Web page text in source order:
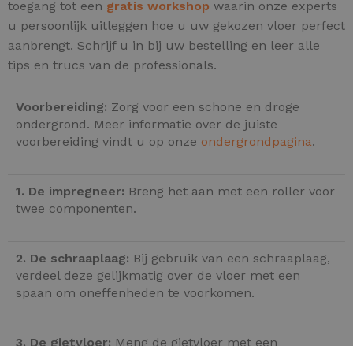
toegang tot een gratis workshop waarin onze experts
u persoonlijk uitleggen hoe u uw gekozen vloer perfect
aanbrengt. Schrijf u in bij uw bestelling en leer alle
tips en trucs van de professionals.
Voorbereiding: Zorg voor een schone en droge
ondergrond. Meer informatie over de juiste
voorbereiding vindt u op onze ondergrondpagina.
1. De impregneer: Breng het aan met een roller voor
twee componenten.
2. De schraaplaag: Bij gebruik van een schraaplaag,
verdeel deze gelijkmatig over de vloer met een
spaan om oneffenheden te voorkomen.
3. De gietvloer: Meng de gietvloer met een